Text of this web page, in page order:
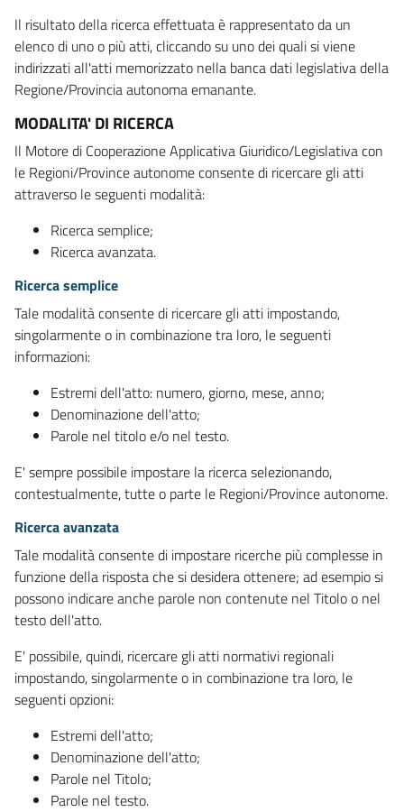
Il risultato della ricerca effettuata è rappresentato da un
elenco di uno o più atti, cliccando su uno dei quali si viene
indirizzati all'atti memorizzato nella banca dati legislativa della
Regione/Provincia autonoma emanante.
MODALITA' DI RICERCA
Il Motore di Cooperazione Applicativa Giuridico/Legislativa con
le Regioni/Province autonome consente di ricercare gli atti
attraverso le seguenti modalità:
Ricerca semplice;
Ricerca avanzata.
Ricerca semplice
Tale modalità consente di ricercare gli atti impostando,
singolarmente o in combinazione tra loro, le seguenti
informazioni:
Estremi dell'atto: numero, giorno, mese, anno;
Denominazione dell'atto;
Parole nel titolo e/o nel testo.
E' sempre possibile impostare la ricerca selezionando,
contestualmente, tutte o parte le Regioni/Province autonome.
Ricerca avanzata
Tale modalità consente di impostare ricerche più complesse in
funzione della risposta che si desidera ottenere; ad esempio si
possono indicare anche parole non contenute nel Titolo o nel
testo dell'atto.
E' possibile, quindi, ricercare gli atti normativi regionali
impostando, singolarmente o in combinazione tra loro, le
seguenti opzioni:
Estremi dell'atto;
Denominazione dell'atto;
Parole nel Titolo;
Parole nel testo.